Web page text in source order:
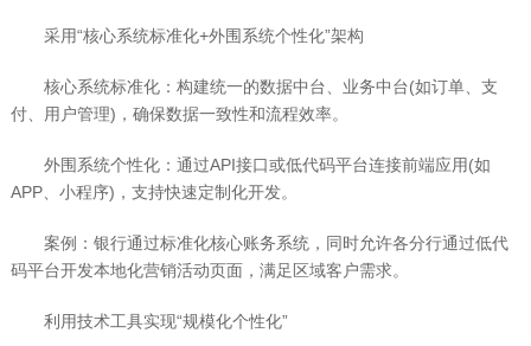
采用“核心系统标准化+外围系统个性化”架构
核心系统标准化：构建统一的数据中台、业务中台(如订单、支
付、用户管理)，确保数据一致性和流程效率。
外围系统个性化：通过API接口或低代码平台连接前端应用(如
APP、小程序)，支持快速定制化开发。
案例：银行通过标准化核心账务系统，同时允许各分行通过低代
码平台开发本地化营销活动页面，满足区域客户需求。
利用技术工具实现“规模化个性化”